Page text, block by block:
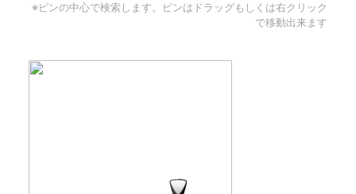
※ピンの中心で検索します。ピンはドラッグもしくは右クリック
で移動出来ます